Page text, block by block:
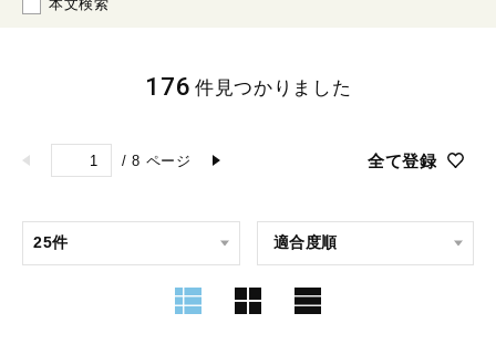
本文検索
/ 8 ページ 全て登録
176 件見つかりました